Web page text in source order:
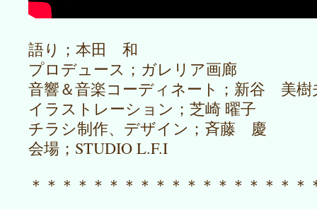
語り；本田 和
プロデュース；ガレリア画廊
音響＆音楽コーディネート；新谷 美樹
イラストレーション；芝崎 曜子
チラシ制作、デザイン；斉藤 慶
会場；STUDIO L.F.I
＊＊＊＊＊＊＊＊＊＊＊＊＊＊＊＊＊＊